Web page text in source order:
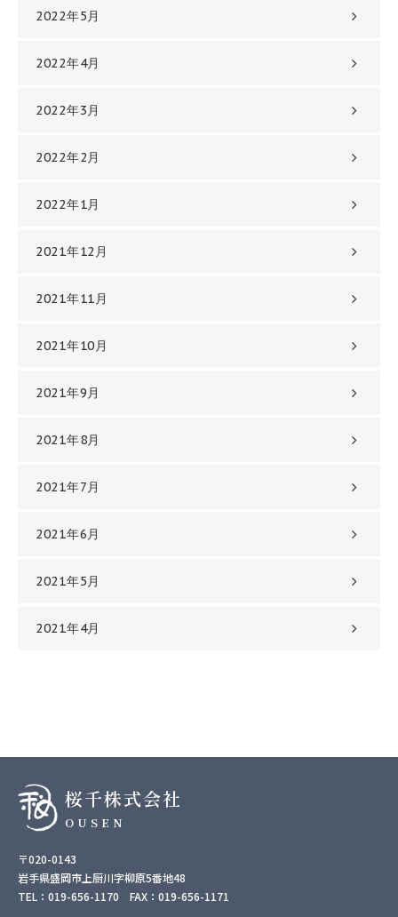
2022年5月
2022年4月
2022年3月
2022年2月
2022年1月
2021年12月
2021年11月
2021年10月
2021年9月
2021年8月
2021年7月
2021年6月
2021年5月
2021年4月
桜千株式会社
OUSEN
〒020-0143
岩手県盛岡市上厨川字柳原5番地48
TEL：019-656-1170 FAX：019-656-1171